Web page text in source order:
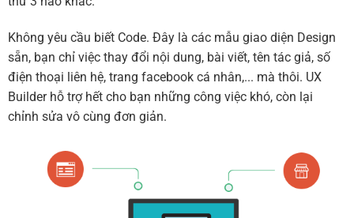
Không yêu cầu biết Code. Đây là các mẫu giao diện Design
sẵn, bạn chỉ việc thay đổi nội dung, bài viết, tên tác giả, số
điện thoại liên hệ, trang facebook cá nhân,... mà thôi. UX
Builder hỗ trợ hết cho bạn những công việc khó, còn lại
chỉnh sửa vô cùng đơn giản.